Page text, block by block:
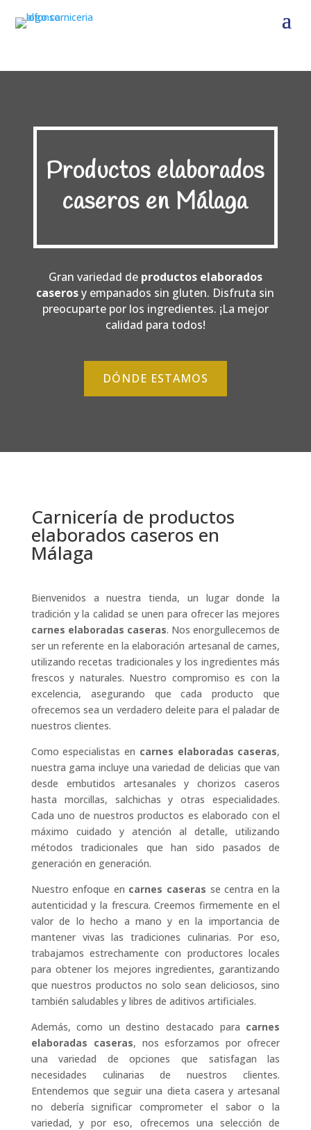
Productos elaborados
caseros en Málaga
Gran variedad de productos elaborados
caserosy empanados sin gluten. Disfruta sin
preocuparte por los ingredientes. ¡La mejor
calidad para todos!
DÓNDE ESTAMOS
Carnicería de productos
elaborados caseros en
Málaga
Bienvenidos a nuestra tienda, un lugar donde la
tradición y la calidad se unen para ofrecer las mejores
carnes elaboradas caseras. Nos enorgullecemos de
ser un referente en la elaboración artesanal de carnes,
utilizando recetas tradicionales y los ingredientes más
frescos y naturales. Nuestro compromiso es con la
excelencia, asegurando que cada producto que
ofrecemos sea un verdadero deleite para el paladar de
nuestros clientes.
Como especialistas en carnes elaboradas caseras,
nuestra gama incluye una variedad de delicias que van
desde embutidos artesanales y chorizos caseros
hasta morcillas, salchichas y otras especialidades.
Cada uno de nuestros productos es elaborado con el
máximo cuidado y atención al detalle, utilizando
métodos tradicionales que han sido pasados de
generación en generación.
Nuestro enfoque en carnes caseras se centra en la
autenticidad y la frescura. Creemos firmemente en el
valor de lo hecho a mano y en la importancia de
mantener vivas las tradiciones culinarias. Por eso,
trabajamos estrechamente con productores locales
para obtener los mejores ingredientes, garantizando
que nuestros productos no solo sean deliciosos, sino
también saludables y libres de aditivos artificiales.
Además, como un destino destacado para carnes
elaboradas caseras, nos esforzamos por ofrecer
una variedad de opciones que satisfagan las
necesidades culinarias de nuestros clientes.
Entendemos que seguir una dieta casera y artesanal
no debería significar comprometer el sabor o la
variedad, y por eso, ofrecemos una selección de